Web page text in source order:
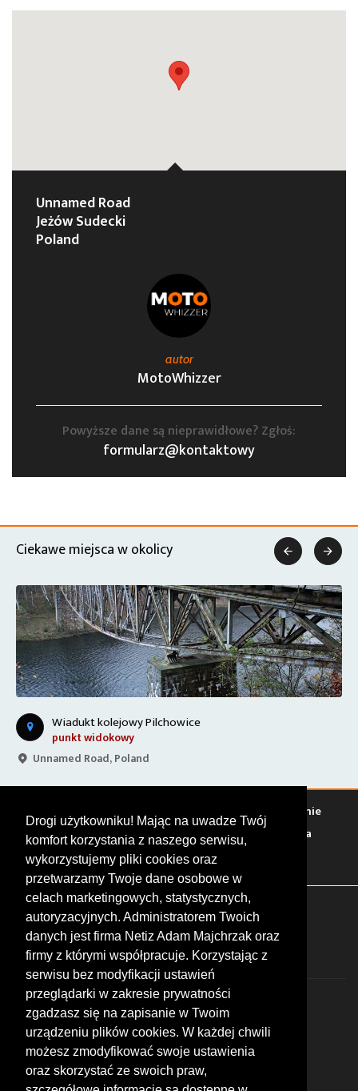
Drogi użytkowniku! Mając na uwadze Twój
komfort korzystania z naszego serwisu,
wykorzystujemy pliki cookies oraz
przetwarzamy Twoje dane osobowe w
celach marketingowych, statystycznych,
autoryzacyjnych. Administratorem Twoich
danych jest firma Netiz Adam Majchrzak oraz
firmy z którymi współpracuje. Korzystając z
serwisu bez modyfikacji ustawień
przeglądarki w zakresie prywatności
zgadzasz się na zapisanie w Twoim
urządzeniu plików cookies. W każdej chwili
możesz zmodyfikować swoje ustawienia
oraz skorzystać ze swoich praw,
Unnamed Road
Jeżów Sudecki
Poland
autor
MotoWhizzer
Powyższe dane są nieprawidłowe? Zgłoś:
formularz@kontaktowy
Ciekawe miejsca w okolicy
Wiszące tory
ciekawe miejsce (inne)
Jerzmanice-Zdrój 7A, 59-500 Jerzmanice-Zdrój, Poland
 
Warto zobaczyć Serwisy Stacje paliw
Jedzenie
Bary Zakwaterowanie Tory Zloty Rajdy
Spotkania
Targi Giełdy Szkolenia
FOLLOW US
© 2026 by MotoWhizzer.com
All rights reserved.